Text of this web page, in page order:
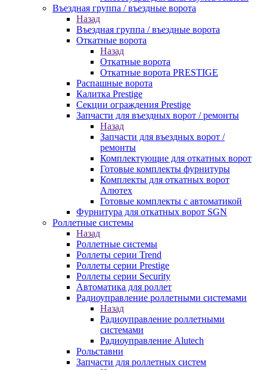
Въездная группа / въездные ворота
Назад
Въездная группа / въездные ворота
Откатные ворота
Назад
Откатные ворота
Откатные ворота PRESTIGE
Распашные ворота
Калитка Prestige
Секции ограждения Prestige
Запчасти для въездных ворот / ремонты
Назад
Запчасти для въездных ворот /
ремонты
Комплектующие для откатных ворот
Готовые комплекты фурнитуры
Комплекты для откатных ворот
Алютех
Готовые комплекты с автоматикой
Фурнитура для откатных ворот SGN
Роллетные системы
Назад
Роллетные системы
Роллеты серии Trend
Роллеты серии Prestige
Роллеты серии Security
Автоматика для роллет
Радиоуправление роллетными системами
Назад
Радиоуправление роллетными
системами
Радиоуправление Alutech
Рольставни
Запчасти для роллетных систем